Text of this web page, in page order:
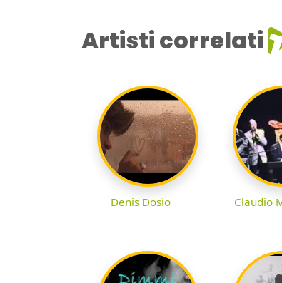
Artisti correlati
Denis Dosio Claudio